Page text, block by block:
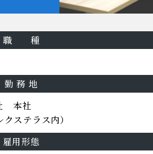
職 種
勤 務 地
本社
ステラス内）
雇用形態